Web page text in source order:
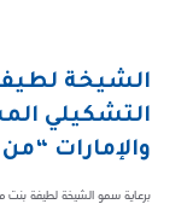
الشيخة
التشكيلي
والإمارات
برعاية سمو الشيخة لطيفة